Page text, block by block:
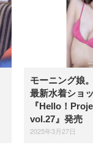
モーニング娘
最新水着ショ
『Hello！
vol.27』発売
2025年3月27日